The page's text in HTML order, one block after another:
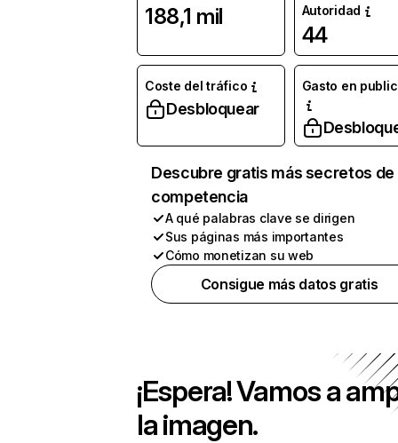
188,1 mil
Autoridad
44
Coste del tráfico
Desbloquear
Gasto en
Descubre gratis más secretos de
competencia
A qué palabras clave se dirigen
Sus páginas más importantes
Cómo monetizan su web
Consigue más datos gratis
¡Espera! Vamos a
la imagen.